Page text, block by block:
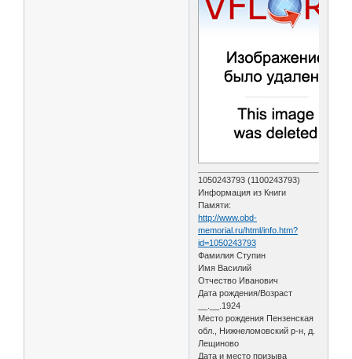
1050243793 (1100243793)
Информация из Книги
Памяти:
http://www.obd-
memorial.ru/html/info.htm?
id=1050243793
Фамилия Ступин
Имя Василий
Отчество Иванович
Дата рождения/Возраст
__.__.1924
Место рождения Пензенская
обл., Нижнеломовский р-н, д.
Лещиново
Дата и место призыва